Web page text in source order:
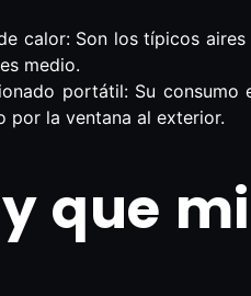
calor: Son los típicos
medio.
portátil: Su consumo
por la ventana al exterior.
que